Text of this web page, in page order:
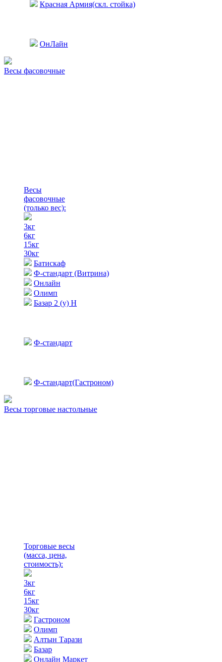
Красная Армия(скл. стойка)
ОнЛайн
Весы фасовочные
Весы
фасовочные
(только вес):
3кг
6кг
15кг
30кг
Батискаф
Ф-стандарт (Витрина)
Онлайн
Олимп
Базар 2 (у) Н
Ф-стандарт
Ф-стандарт(Гастроном)
Весы торговые настольные
Торговые весы
(масса, цена,
стоимость):
3кг
6кг
15кг
30кг
Гастроном
Олимп
Алтын Тарази
Базар
Онлайн Маркет